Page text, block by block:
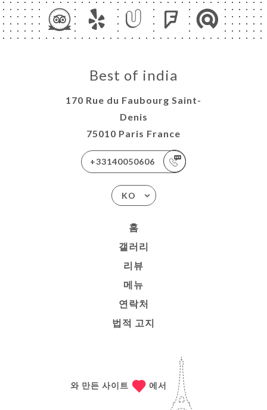
Best of india
170 Rue du Faubourg Saint-
Denis
75010 Paris France
+33140050606
KO
홈
갤러리
리뷰
메뉴
연락처
법적 고지
와 만든 사이트 에서